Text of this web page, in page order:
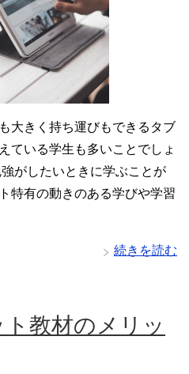
大きく持ち運びもできるタブ
ている学生も多いことでしょ
がしたいときに学ぶことが
特有の動きのある学びや学習
続きを読む
教材のメリッ